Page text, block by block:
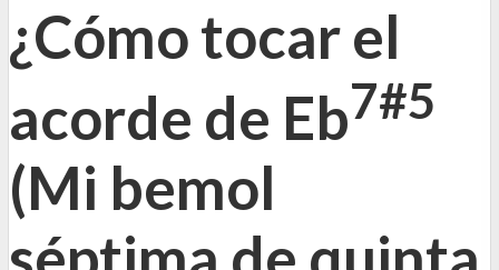
¿Cómo tocar el
acorde de Eb7#5
(Mi bemol